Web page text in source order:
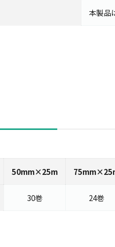
本製品
50mm×25m
30巻 24巻